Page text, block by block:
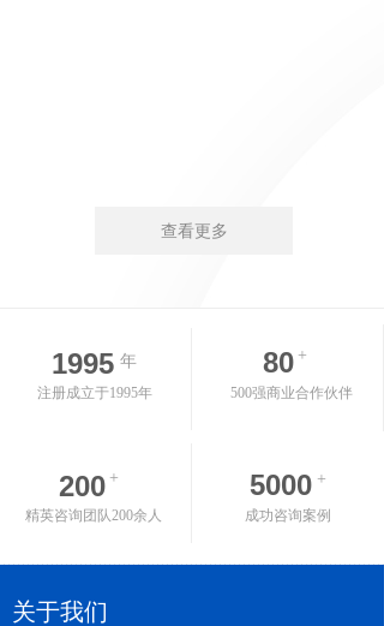
查看更多
5000 +
成功咨询案例
200
精英咨询团队200余人
+
1995 年
注册成立于1995年
80 +
500强商业合作伙伴
关于我们